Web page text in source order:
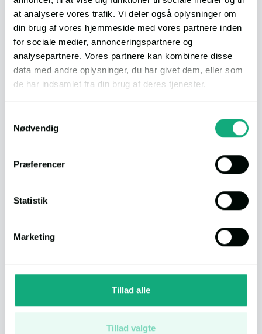
at analysere vores trafik. Vi deler også oplysninger om
din brug af vores hjemmeside med vores partnere inden
for sociale medier, annonceringspartnere og
analysepartnere. Vores partnere kan kombinere disse
data med andre oplysninger, du har givet dem, eller som
de har indsamlet fra din brug af deres tjenester.
Nødvendig
Præferencer
Statistik
Marketing
Tillad alle
Tillad valgte
Info RÆKKEHUS
Udbetaling
60.000,-
Bolig (BBR)
Grund
298 m²
Download dokumenter
Andre faciliteter